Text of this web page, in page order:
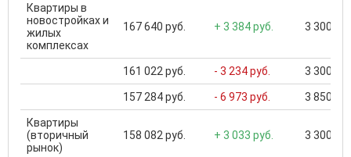
Квартиры в
новостройках и
жилых
комплексах
167 640 руб. + 3 384 руб. 3 300
161 022 руб. - 3 234 руб. 3 300
157 284 руб. - 6 973 руб. 3 850
Квартиры
(вторичный
рынок)
158 082 руб. + 3 033 руб. 3 300